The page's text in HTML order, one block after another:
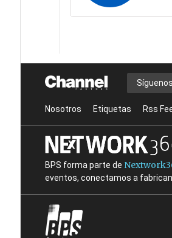
Síguenos
Nosotros Etiquetas Rss
BPS forma parte de
eventos, conectamos a